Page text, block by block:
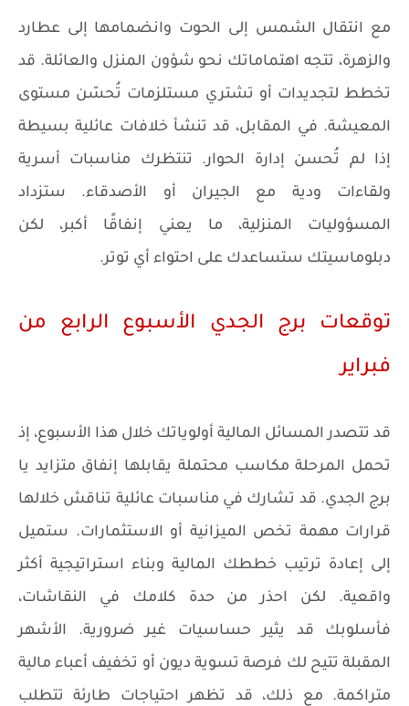
مع انتقال الشمس إلى الحوت وانضمامها إلى عطارد
والزهرة، تتجه اهتماماتك نحو شؤون المنزل والعائلة. قد
تخطط لتجديدات أو تشتري مستلزمات تُحسّن مستوى
المعيشة. في المقابل، قد تنشأ خلافات عائلية بسيطة
إذا لم تُحسن إدارة الحوار. تنتظرك مناسبات أسرية
ولقاءات ودية مع الجيران أو الأصدقاء. ستزداد
المسؤوليات المنزلية، ما يعني إنفاقًا أكبر، لكن
دبلوماسيتك ستساعدك على احتواء أي توتر.
توقعات برج الجدي الأسبوع الرابع من
فبراير
قد تتصدر المسائل المالية أولوياتك خلال هذا الأسبوع، إذ
تحمل المرحلة مكاسب محتملة يقابلها إنفاق متزايد يا
برج الجدي. قد تشارك في مناسبات عائلية تناقش خلالها
قرارات مهمة تخص الميزانية أو الاستثمارات. ستميل
إلى إعادة ترتيب خططك المالية وبناء استراتيجية أكثر
واقعية. لكن احذر من حدة كلامك في النقاشات،
فأسلوبك قد يثير حساسيات غير ضرورية. الأشهر
المقبلة تتيح لك فرصة تسوية ديون أو تخفيف أعباء مالية
متراكمة. مع ذلك، قد تظهر احتياجات طارئة تتطلب